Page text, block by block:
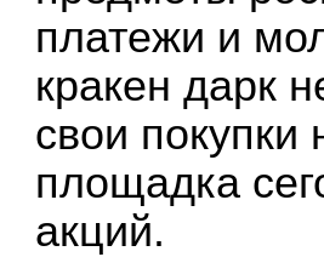
платежи и
кракен дарк
свои покупки
площадка
акций.